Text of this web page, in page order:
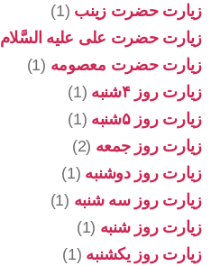
زیارت حضرت زینب (1)
زیارت حضرت علی علیه السَّلام
زیارت حضرت معصومه (1)
زیارت روز ۴شنبه
(1)
زیارت روز ۵شنبه
(1)
زیارت روز جمعه (2)
زیارت روز دوشنبه (1)
زیارت روز سه شنبه (1)
زیارت روز شنبه (1)
زیارت روز یکشنبه (1)